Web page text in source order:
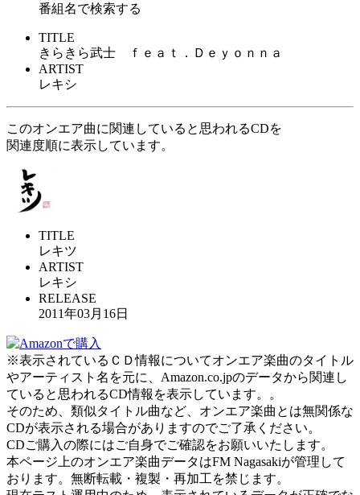
番組名で検索する
TITLE
きらきら武士 ｆｅａｔ．Ｄｅｙｏｎｎａ
ARTIST
レキシ
このオンエア曲に関連していると思われるCDを
関連度順に表示しています。
TITLE
レキツ
ARTIST
レキシ
RELEASE
2011年03月16日
※表示されているＣＤ情報についてオンエア楽曲のタイトル
やアーティスト名を元に、Amazon.co.jpのデータから関連し
ていると思われるCD情報を表示しています。。
そのため、類似タイトル曲など、オンエア楽曲とは無関係な
CDが表示される場合がありますのでご了承ください。
CDご購入の際にはご自身でご確認をお願いいたします。
本ページ上のオンエア楽曲データはFM Nagasakiが管理して
おります。無断転載・複製・再加工を禁じます。